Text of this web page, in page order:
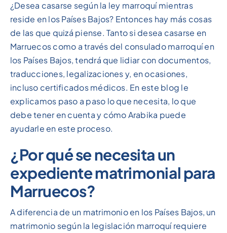
¿Desea casarse según la ley marroquí mientras
reside en los Países Bajos? Entonces hay más cosas
de las que quizá piense. Tanto si desea casarse en
Marruecos como a través del consulado marroquí en
los Países Bajos, tendrá que lidiar con documentos,
traducciones, legalizaciones y, en ocasiones,
incluso certificados médicos. En este blog le
explicamos paso a paso lo que necesita, lo que
debe tener en cuenta y cómo Arabika puede
ayudarle en este proceso.
¿Por qué se necesita un
expediente matrimonial para
Marruecos?
A diferencia de un matrimonio en los Países Bajos, un
matrimonio según la legislación marroquí requiere